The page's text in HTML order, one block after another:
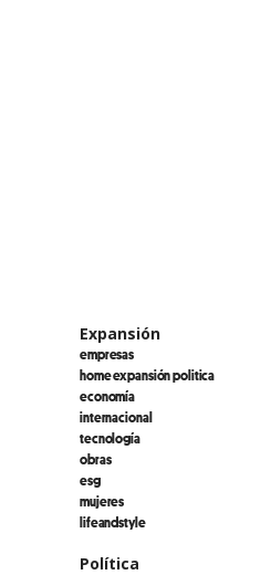
Expansión
empresas
home expansión politica
economía
internacional
tecnología
obras
esg
mujeres
lifeandstyle
Política